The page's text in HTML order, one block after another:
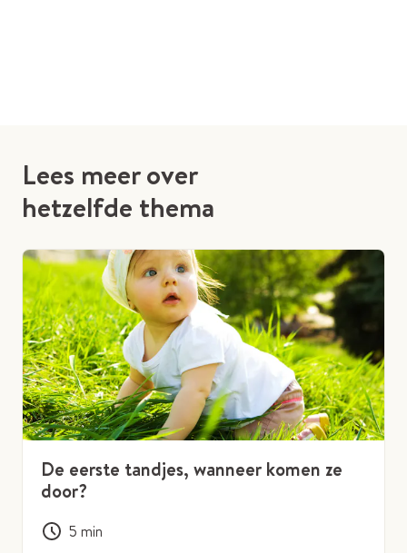
Lees meer over
hetzelfde thema
De eerste tandjes, wanneer komen ze
door?
5 min